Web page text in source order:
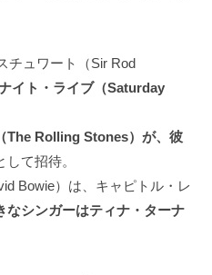
チュワート（Sir Rod
イト・ライブ（Saturday
The Rolling Stones）が、彼
して招待。
Bowie）は、キャピトル・レ
なシンガーはティナ・ターナ